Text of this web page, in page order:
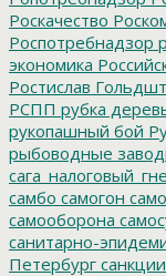
Роскачество
Роспотребнадзор
экономика
Ростислав
РСПП рубка
рукопашный бой
рыбоводные
самбо самогон
самооборона
санитарно-
Петербург санкции